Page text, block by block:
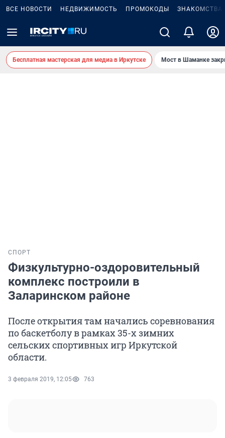
ВСЕ НОВОСТИ НЕДВИЖИМОСТЬ ПРОМОКОДЫ ЗНАКОМСТВА
Бесплатная мастерская для медиа в Иркутске Мост в Шаманке
СПОРТ
Физкультурно-оздоровительный
комплекс построили в
Заларинском районе
После открытия там начались соревнования
по баскетболу в рамках 35-х зимних
сельских спортивных игр Иркутской
области.
3 февраля 2019, 12:05 763